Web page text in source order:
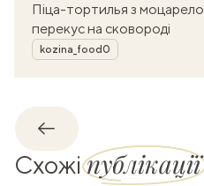
Піца-тортилья з
перекус на сковороді
Автор
kozina_food0
Назад
Схожіпублікації